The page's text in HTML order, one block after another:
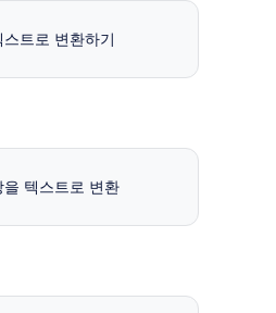
트로 변환하기
을 텍스트로 변환